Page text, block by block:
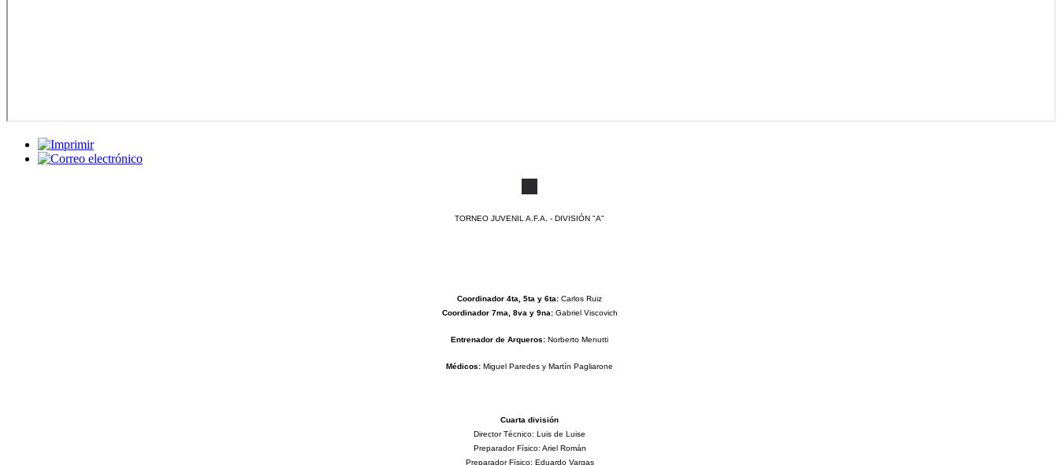
TORNEO JUVENIL A.F.A. - DIVISIÓN "A"
Coordinador 4ta, 5ta y 6ta: Carlos Ruiz
Coordinador 7ma, 8va y 9na:Gabriel Viscovich
Entrenador de Arqueros: Norberto Menutti
Médicos: Miguel Paredes y Martín Pagliarone
Cuarta división
Director Técnico: Luis de Luise
Preparador Físico: Ariel Román
Preparador Físico: Eduardo Vargas